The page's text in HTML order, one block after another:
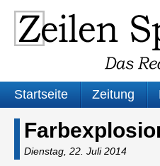
Startseite Zeitung
Dienstag, 22. Juli 2014